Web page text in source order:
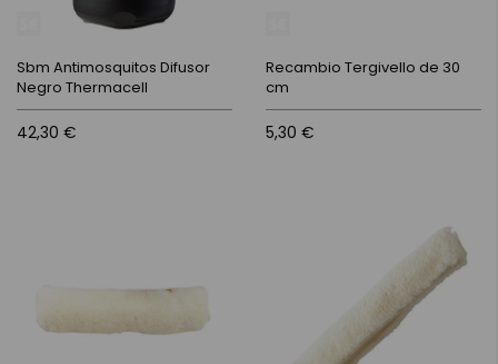
Sbm Antimosquitos Difusor
Negro Thermacell
42,30 €
Recambio Tergivello de 30
cm
5,30 €